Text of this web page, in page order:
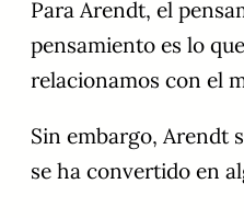
Para Arendt, el
pensamiento es lo
relacionamos con el
Sin embargo, Arendt
se ha convertido en